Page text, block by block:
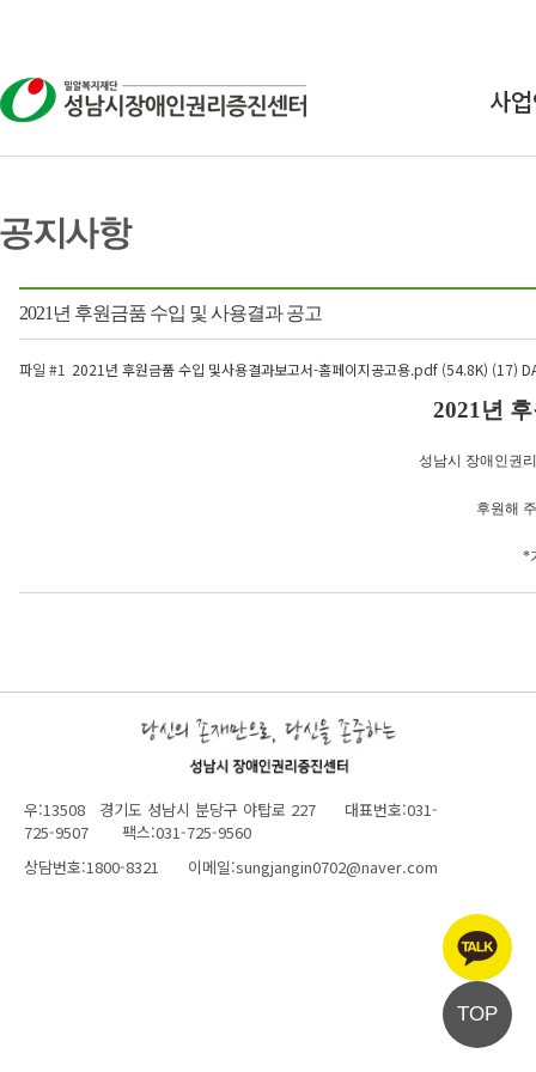
사
2021년 후원금품 수입 및 사용결과 공고
파일 #1 2021년 후원금품 수입 및사용결과보고서-홈페이지공고용.pdf (54.8K) (17)
2021년
성남시 장애인권
후원해
*
우:13508 경기도 성남시 분당구 야탑로 227 대표번호:031-
725-9507 팩스:031-725-9560
상담번호:1800-8321 이메일:sungjangin0702@naver.com
TOP